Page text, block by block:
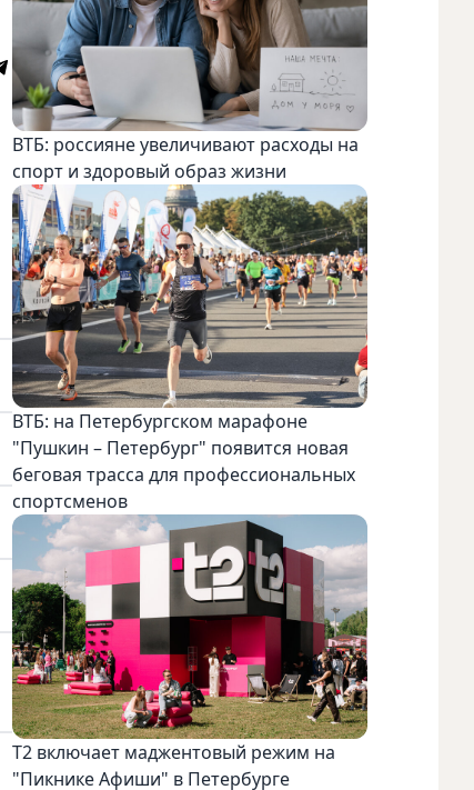
ВТБ: россияне увеличивают расходы на
спорт и здоровый образ жизни
ВТБ: на Петербургском марафоне
"Пушкин – Петербург" появится новая
беговая трасса для профессиональных
спортсменов
Т2 включает маджентовый режим на
"Пикнике Афиши" в Петербурге